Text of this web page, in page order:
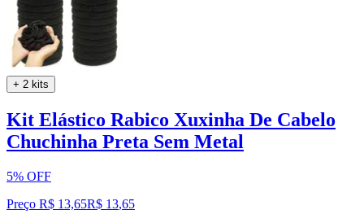
+ 2 kits
Kit Elástico Rabico Xuxinha De Cabelo
Chuchinha Preta Sem Metal
5% OFF
Preço R$ 13,65R$ 13,65